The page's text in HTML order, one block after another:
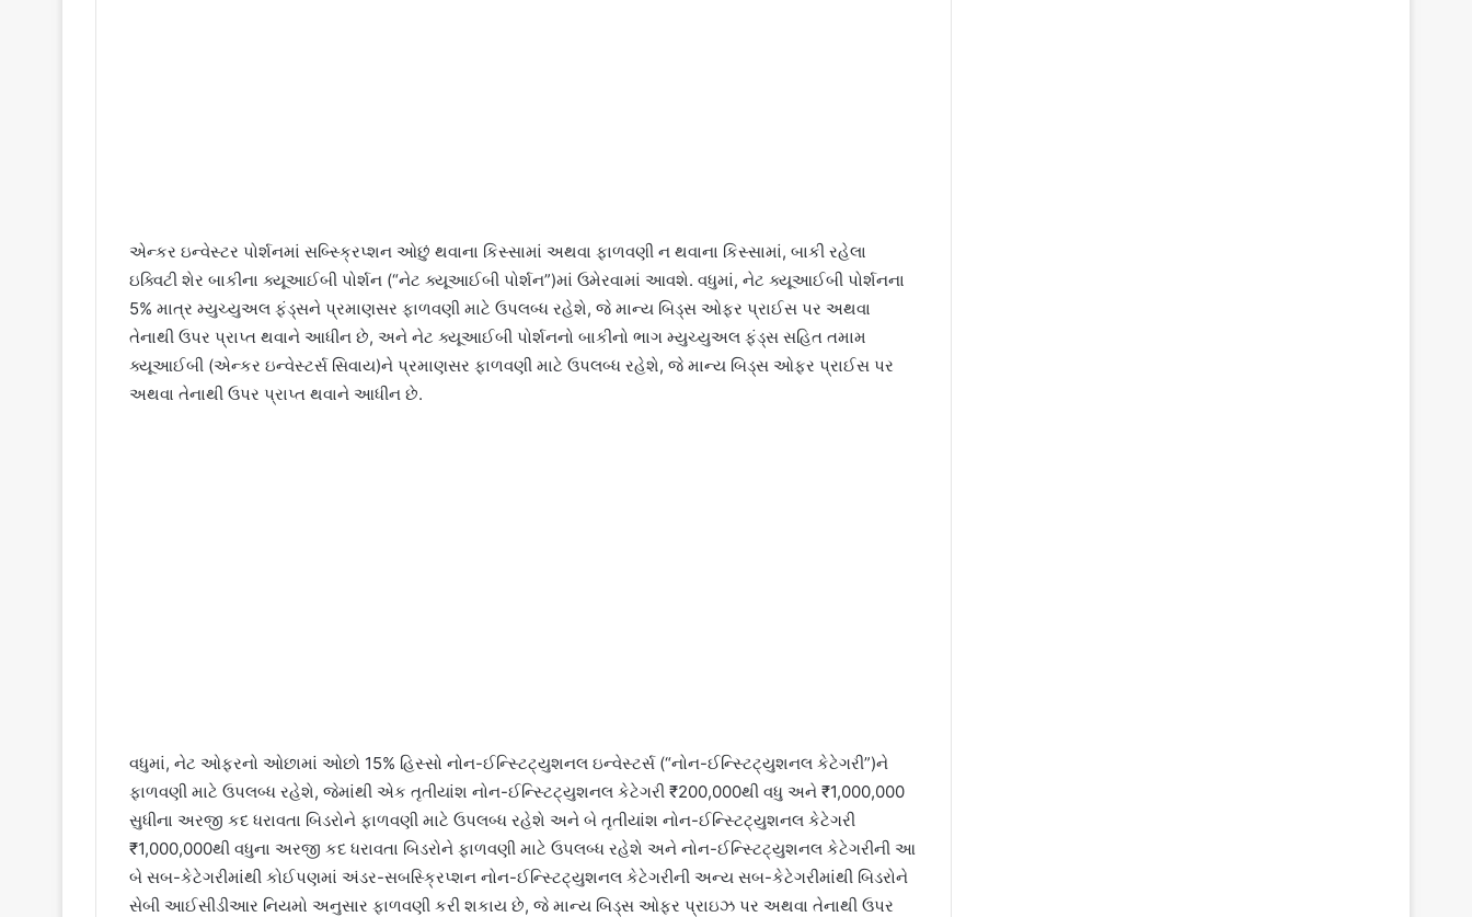
એન્કર ઇન્વેસ્ટર પોર્શનમાં સબ્સ્ક્રિપ્શન ઓછું થવાના કિસ્સામાં અથવા ફાળવણી ન થવાના કિસ્સામાં, બાકી રહેલા
ઇક્વિટી શેર બાકીના ક્યૂઆઈબી પોર્શન (“નેટ ક્યૂઆઈબી પોર્શન”)માં ઉમેરવામાં આવશે. વધુમાં, નેટ ક્યૂઆઈબી પોર્શનના
5% માત્ર મ્યુચ્યુઅલ ફંડ્સને પ્રમાણસર ફાળવણી માટે ઉપલબ્ધ રહેશે, જે માન્ય બિડ્સ ઓફર પ્રાઈસ પર અથવા
તેનાથી ઉપર પ્રાપ્ત થવાને આધીન છે, અને નેટ ક્યૂઆઈબી પોર્શનનો બાકીનો ભાગ મ્યુચ્યુઅલ ફંડ્સ સહિત તમામ
ક્યૂઆઈબી (એન્કર ઇન્વેસ્ટર્સ સિવાય)ને પ્રમાણસર ફાળવણી માટે ઉપલબ્ધ રહેશે, જે માન્ય બિડ્સ ઓફર પ્રાઈસ પર
અથવા તેનાથી ઉપર પ્રાપ્ત થવાને આધીન છે.
વધુમાં, નેટ ઓફરનો ઓછામાં ઓછો 15% હિસ્સો નોન-ઈન્સ્ટિટ્યુશનલ ઇન્વેસ્ટર્સ (“નોન-ઈન્સ્ટિટ્યુશનલ કેટેગરી”)ને
ફાળવણી માટે ઉપલબ્ધ રહેશે, જેમાંથી એક તૃતીયાંશ નોન-ઈન્સ્ટિટ્યુશનલ કેટેગરી ₹200,000થી વધુ અને ₹1,000,000
સુધીના અરજી કદ ધરાવતા બિડરોને ફાળવણી માટે ઉપલબ્ધ રહેશે અને બે તૃતીયાંશ નોન-ઈન્સ્ટિટ્યુશનલ કેટેગરી
₹1,000,000થી વધુના અરજી કદ ધરાવતા બિડરોને ફાળવણી માટે ઉપલબ્ધ રહેશે અને નોન-ઈન્સ્ટિટ્યુશનલ કેટેગરીની આ
બે સબ-કેટેગરીમાંથી કોઈપણમાં અંડર-સબસ્ક્રિપ્શન નોન-ઈન્સ્ટિટ્યુશનલ કેટેગરીની અન્ય સબ-કેટેગરીમાંથી બિડરોને
સેબી આઈસીડીઆર નિયમો અનુસાર ફાળવણી કરી શકાય છે, જે માન્ય બિડ્સ ઓફર પ્રાઇઝ પર અથવા તેનાથી ઉપર